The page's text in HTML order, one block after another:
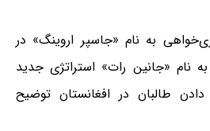
به نام «جاسپر اروینگ» در
نام «جانین رات» استراتژی جدید
طالبان در افغانستان توضیح